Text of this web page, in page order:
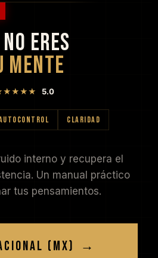
ERES
MENTE
5.0
CLARIDAD
interno y recupera el
Un manual práctico
tus pensamientos.
(MX) →